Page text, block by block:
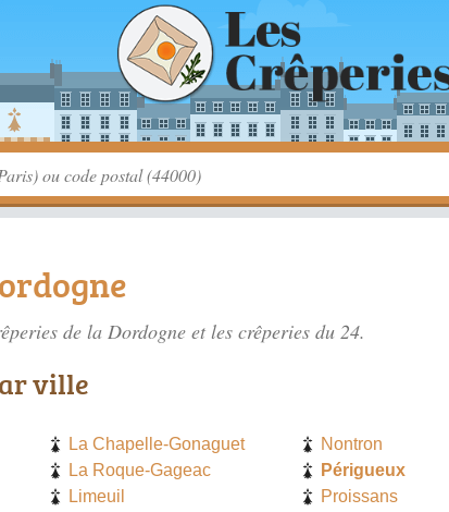
de la Dordogne et les crêperies du 24.
ville
La Chapelle-Gonaguet
La Roque-Gageac
Limeuil
Nontron
Périgueux
Proissans